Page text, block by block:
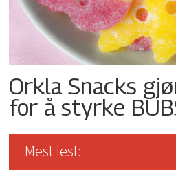
Orkla Snacks
for å styrke
Mest lest: